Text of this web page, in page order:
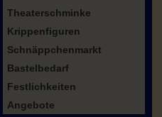
Theaterschminke
Krippenfiguren
Schnäppchenmarkt
Bastelbedarf
Festlichkeiten
Angebote